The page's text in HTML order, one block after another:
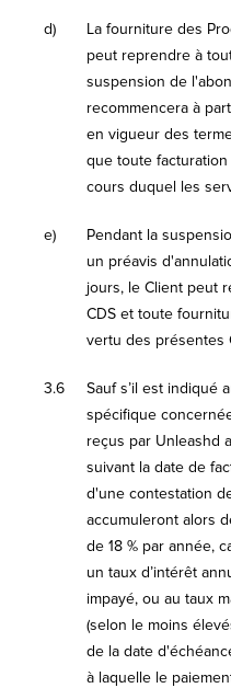
d)
La fourniture des
peut reprendre à
suspension de
recommencera à
en vigueur des
que toute
cours duquel les
e)
Pendant la
un préavis
jours, le Client peut
CDS et toute
vertu des présentes
3.6
Sauf s’il est indiqué
spécifique
reçus par Unleashd
suivant la date de
d'une contestation
accumuleront alors
de 18 % par année,
un taux d’intérêt
impayé, ou au taux
(selon le moins
de la date
à laquelle le